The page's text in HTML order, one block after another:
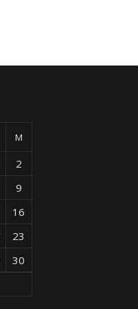
M
2
9
16
23
30